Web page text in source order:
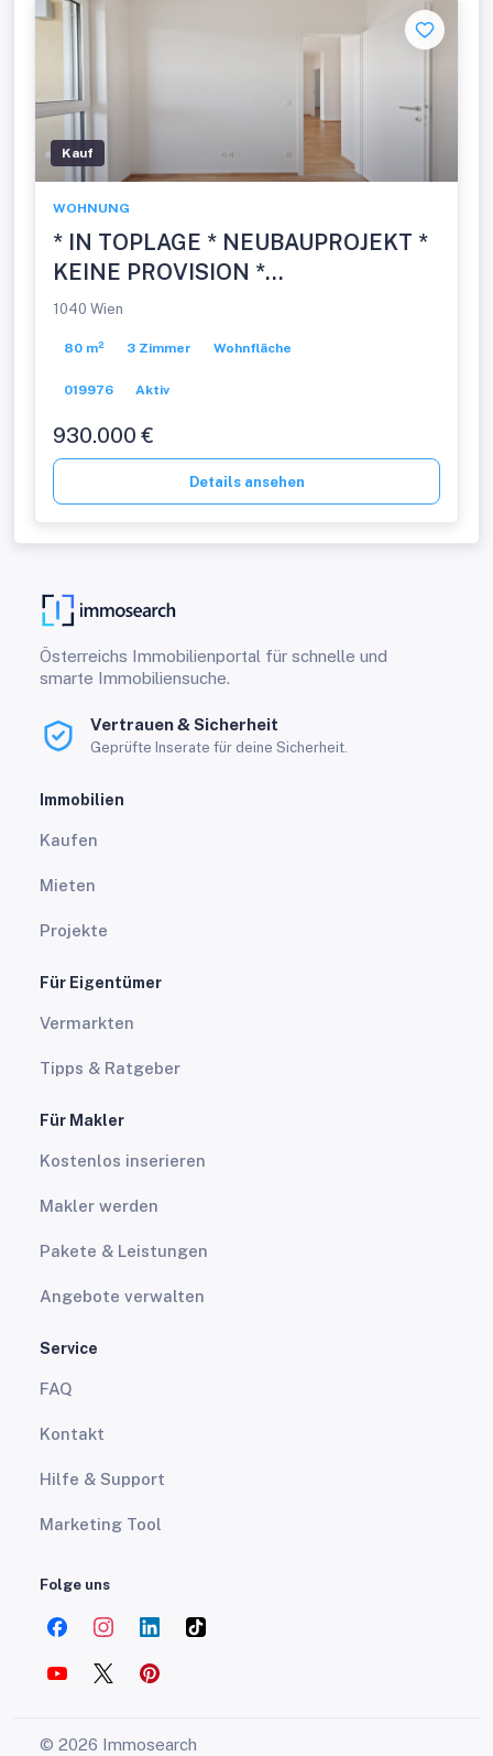
Kauf
WOHNUNG
* IN TOPLAGE * NEUBAUPROJEKT *
KEINE PROVISION *
EIGENTUMSWOHNUNGEN
1040 Wien
80 m² 3 Zimmer Wohnfläche
019976 Aktiv
930.000 €
Details ansehen
Österreichs Immobilienportal für schnelle und
smarte Immobiliensuche.
Vertrauen & Sicherheit
Geprüfte Inserate für deine Sicherheit.
Immobilien
Kaufen
Mieten
Projekte
Für Eigentümer
Vermarkten
Tipps & Ratgeber
Für Makler
Kostenlos inserieren
Makler werden
Pakete & Leistungen
Angebote verwalten
Service
FAQ
Kontakt
Hilfe & Support
Marketing Tool
Folge uns
© 2026 Immosearch